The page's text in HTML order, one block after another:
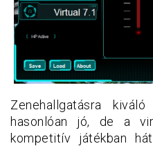
Zenehallgatásra
hasonlóan jó, de a
kompetitív játékban